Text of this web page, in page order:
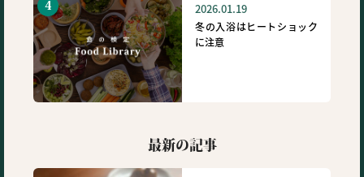
2026.01.19
冬の入浴はヒートショック
に注意
最新の記事